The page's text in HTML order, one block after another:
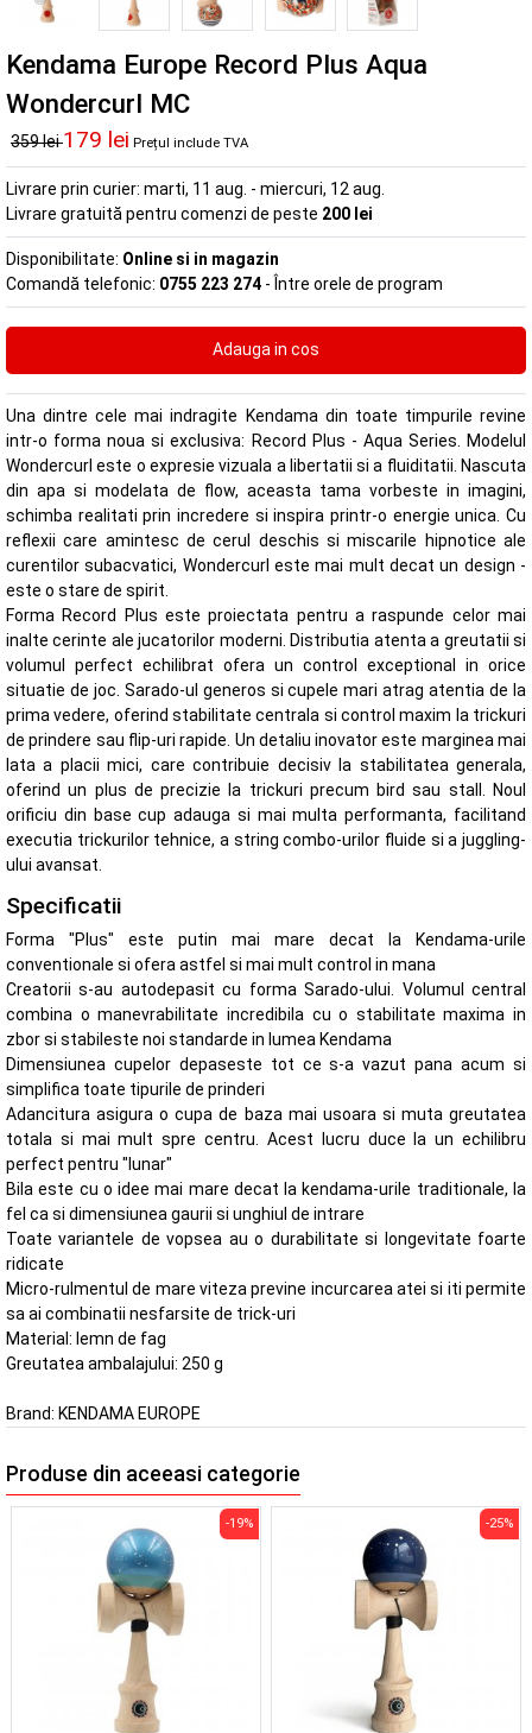
Kendama Europe Record Plus Aqua
Wondercurl MC
359 lei179 lei Prețul include TVA
Livrare prin curier: marti, 11 aug. - miercuri, 12 aug.
Livrare gratuită pentru comenzi de peste 200 lei
Disponibilitate: Online si in magazin
Comandă telefonic: 0755 223 274 - Între orele de program
Una dintre cele mai indragite Kendama din toate timpurile revine
intr-o forma noua si exclusiva: Record Plus - Aqua Series. Modelul
Wondercurl este o expresie vizuala a libertatii si a fluiditatii. Nascuta
din apa si modelata de flow, aceasta tama vorbeste in imagini,
schimba realitati prin incredere si inspira printr-o energie unica. Cu
reflexii care amintesc de cerul deschis si miscarile hipnotice ale
curentilor subacvatici, Wondercurl este mai mult decat un design -
este o stare de spirit.
Forma Record Plus este proiectata pentru a raspunde celor mai
inalte cerinte ale jucatorilor moderni. Distributia atenta a greutatii si
volumul perfect echilibrat ofera un control exceptional in orice
situatie de joc. Sarado-ul generos si cupele mari atrag atentia de la
prima vedere, oferind stabilitate centrala si control maxim la trickuri
de prindere sau flip-uri rapide. Un detaliu inovator este marginea mai
lata a placii mici, care contribuie decisiv la stabilitatea generala,
oferind un plus de precizie la trickuri precum bird sau stall. Noul
orificiu din base cup adauga si mai multa performanta, facilitand
executia trickurilor tehnice, a string combo-urilor fluide si a juggling-
ului avansat.
Specificatii
Forma "Plus" este putin mai mare decat la Kendama-urile
conventionale si ofera astfel si mai mult control in mana
Creatorii s-au autodepasit cu forma Sarado-ului. Volumul central
combina o manevrabilitate incredibila cu o stabilitate maxima in
zbor si stabileste noi standarde in lumea Kendama
Dimensiunea cupelor depaseste tot ce s-a vazut pana acum si
simplifica toate tipurile de prinderi
Adancitura asigura o cupa de baza mai usoara si muta greutatea
totala si mai mult spre centru. Acest lucru duce la un echilibru
perfect pentru "lunar"
Bila este cu o idee mai mare decat la kendama-urile traditionale, la
fel ca si dimensiunea gaurii si unghiul de intrare
Toate variantele de vopsea au o durabilitate si longevitate foarte
ridicate
Micro-rulmentul de mare viteza previne incurcarea atei si iti permite
sa ai combinatii nesfarsite de trick-uri
Material: lemn de fag
Greutatea ambalajului: 250 g
Brand: KENDAMA EUROPE
Produse din aceeasi categorie
-19% -25%